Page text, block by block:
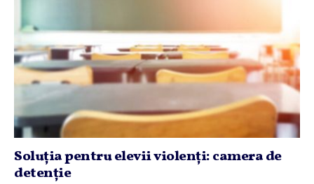
Soluţia pentru elevii violenţi: camera de
detenţie